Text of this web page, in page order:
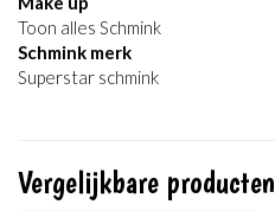
Toon alles Schmink
Schmink merk
Superstar schmink
Vergelijkbare producten